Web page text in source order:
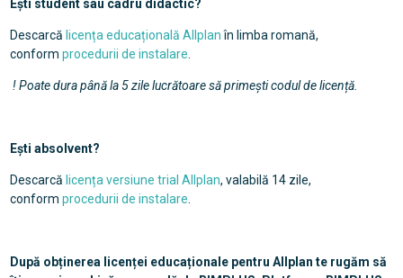
Ești student sau cadru didactic?
Descarcă licența educațională Allplanîn limba romană,
conform procedurii de instalare
! Poate dura până la 5 zile lucrătoare să primești codul de licență.
Ești absolvent?
Descarcă licența versiune trial Allplan, valabilă 14 zile,
conform procedurii de instalare
După obținerea licenței educaționale pentru Allplan te rugăm să